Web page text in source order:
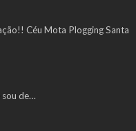
Céu Mota Plogging Santa
sou de…